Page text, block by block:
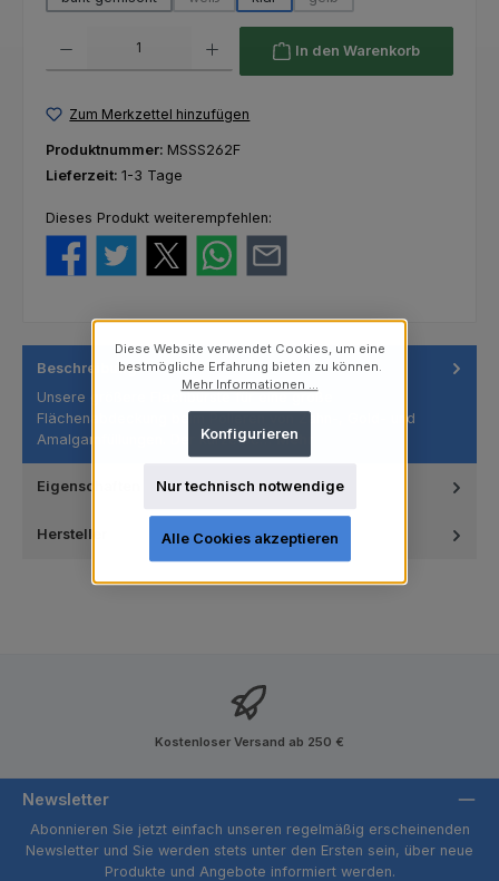
(Diese Option ist zurzeit nicht verfügbar.)
(Diese Option ist zurzeit
In den Warenkorb
Zum Merkzettel hinzufügen
Produktnummer: MSSS262F
Lieferzeit: 1-3 Tage
Dieses Produkt weiterempfehlen:
Beschreibung
Unsere größere Flachbürste für eine große
Flächenabdeckung beim Polieren von Zahn-, Gold- und
Amalgamfüllungen. Der kurze Sc…Mehr
Eigenschaften
Hersteller
Kostenloser Versand ab 250 €
Newsletter
Abonnieren Sie jetzt einfach unseren regelmäßig erscheinenden
Newsletter und Sie werden stets unter den Ersten sein, über neue
Produkte und Angebote informiert werden.
Diese Website verwendet Cookies, um eine
bestmögliche Erfahrung bieten zu können.
Mehr Informationen ...
Nur technisch notwendige
Konfigurieren
Alle Cookies akzeptieren